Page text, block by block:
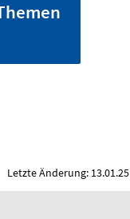
Letzte Änderung: 13.01.25